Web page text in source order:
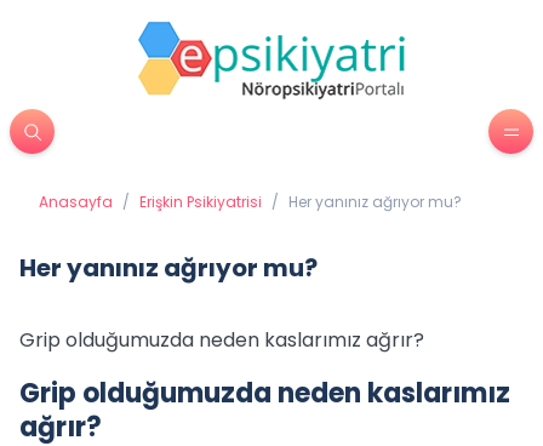
Anasayfa / Erişkin Psikiyatrisi / Her yanınız ağrıyor mu?
Her yanınız ağrıyor mu?
Grip olduğumuzda neden kaslarımız ağrır?
Grip olduğumuzda neden kaslarımız
ağrır?